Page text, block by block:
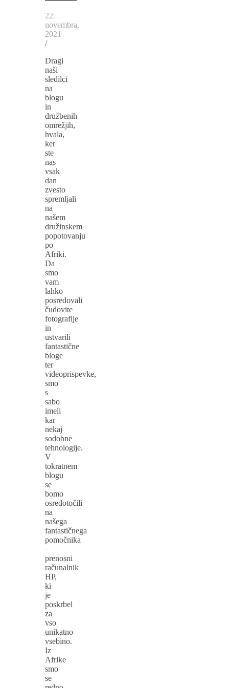
22.
novembra,
2021
/
Dragi
naši
sledilci
na
blogu
in
družbenih
omrežjih,
hvala,
ker
ste
nas
vsak
dan
zvesto
spremljali
na
našem
družinskem
popotovanju
po
Afriki.
Da
smo
vam
lahko
posredovali
čudovite
fotografije
in
ustvarili
fantastične
bloge
ter
videoprispevke,
smo
s
sabo
imeli
kar
nekaj
sodobne
tehnologije.
V
tokratnem
blogu
se
bomo
osredotočili
na
našega
fantastičnega
pomočnika
−
prenosni
računalnik
HP,
ki
je
poskrbel
za
vso
unikatno
vsebino.
Iz
Afrike
smo
se